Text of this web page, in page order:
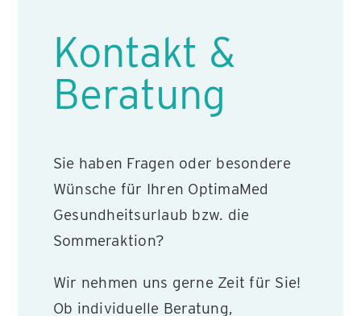
Kontakt &
Beratung
Sie haben Fragen oder besondere
Wünsche für Ihren OptimaMed
Gesundheitsurlaub bzw. die
Sommeraktion?
Wir nehmen uns gerne Zeit für Sie!
Ob individuelle Beratung,